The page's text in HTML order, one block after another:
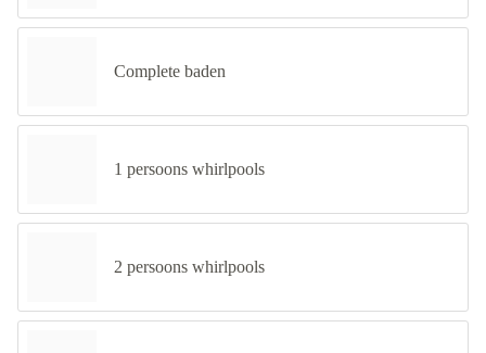
Complete baden
1 persoons whirlpools
2 persoons whirlpools